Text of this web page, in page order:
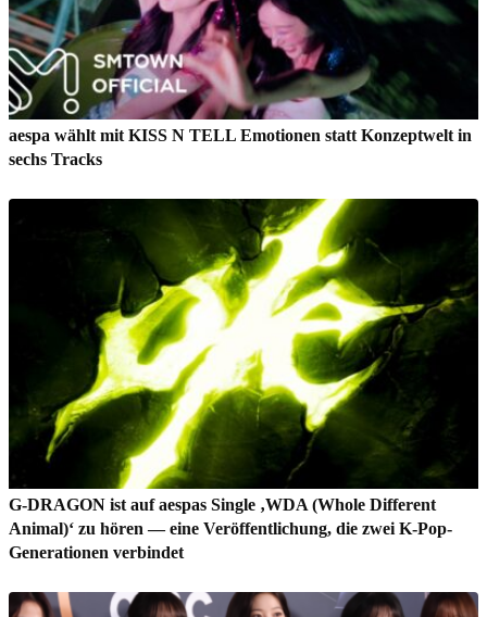
aespa wählt mit KISS N TELL Emotionen statt Konzeptwelt in
sechs Tracks
G-DRAGON ist auf aespas Single ‚WDA (Whole Different
Animal)‘ zu hören — eine Veröffentlichung, die zwei K-Pop-
Generationen verbindet